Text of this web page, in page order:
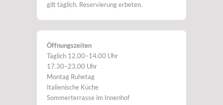
gilt täglich. Reservierung erbeten.
Öffnungszeiten
Täglich 12.00–14.00 Uhr
17.30–23.00 Uhr
Montag Ruhetag
Italienische Küche
Sommerterrasse im Innenhof